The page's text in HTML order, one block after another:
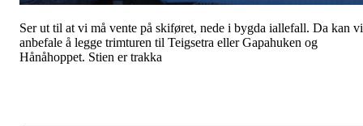
Ser ut til at vi må vente på skiføret, nede i bygda iallefall. Da kan vi
anbefale å legge trimturen til Teigsetra eller Gapahuken og
Hånåhoppet. Stien er trakka